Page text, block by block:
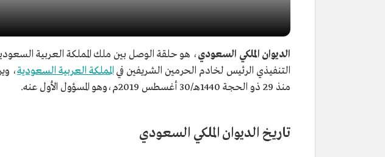
الديوان الملكي السعودي، هو حلقة الوصل بين ملك المملكة العربية
التنفيذي الرئيس لخادم الحرمين الشريفين في المملكة العربية السعودية،
منذ 29 ذو الحجة 1440هـ/30 أغسطس 2019م،وهو المسؤول الأول عنه.
تاريخ الديوان الملكي السعودي